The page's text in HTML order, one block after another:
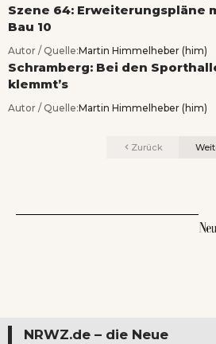
Szene 64: Erweiterungspläne
Bau 10
Autor / Quelle:Martin Himmelheber (him)
Schramberg: Bei den
klemmt’s
Autor / Quelle:Martin Himmelheber (him)
Zurück
NRWZ.de – die Neue